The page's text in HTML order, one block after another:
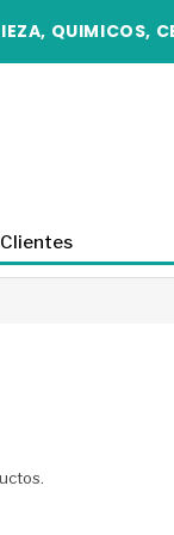
QUIMICOS,
Clientes